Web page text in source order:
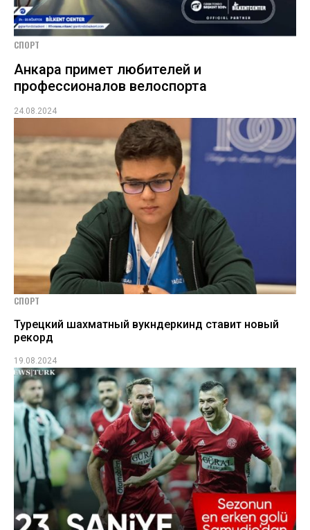
СПОРТ
Анкара примет любителей и
профессионалов велоспорта
24.08.2024
СПОРТ
Турецкий шахматный вукндеркинд ставит новый
рекорд
19.08.2024